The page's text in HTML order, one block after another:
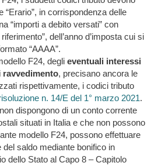
in corrispondenza delle
“importi a debito versati” con
dell’anno d’imposta cui si
“AAAA”.
F24, degli eventuali interessi
ravvedimento, precisano ancora le
rispettivamente, i codici tributo
n. 14/E del 1° marzo 2021.
dispongono di un conto corrente
situati in Italia e che non possono
modello F24, possono effettuare
del saldo mediante bonifico in
dello Stato al Capo 8 – Capitolo